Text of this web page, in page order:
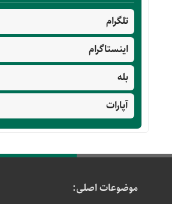
تلگرام
اینستاگرام
بله
آپارات
موضوعات اصلی: